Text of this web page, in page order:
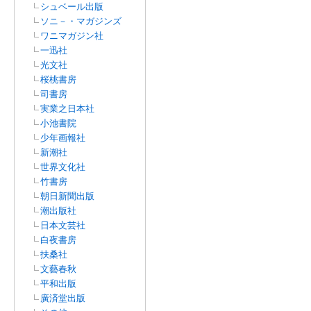
シュベール出版
ソニ－・マガジンズ
ワニマガジン社
一迅社
光文社
桜桃書房
司書房
実業之日本社
小池書院
少年画報社
新潮社
世界文化社
竹書房
朝日新聞出版
潮出版社
日本文芸社
白夜書房
扶桑社
文藝春秋
平和出版
廣済堂出版